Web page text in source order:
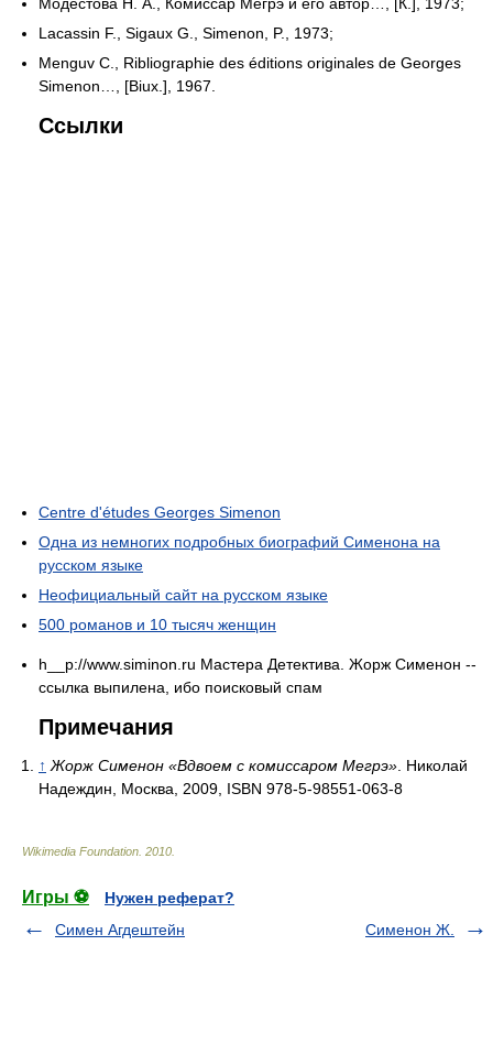
Lacassin F., Sigaux G., Simenon, P., 1973;
Menguv C., Ribliographie des éditions originales de Georges
Simenon…, [Biux.], 1967.
Ссылки
Centre d'études Georges Simenon
Одна из немногих подробных биографий Сименона на
русском языке
Неофициальный сайт на русском языке
500 романов и 10 тысяч женщин
h__p://www.siminon.ru Мастера Детектива. Жорж Сименон --
ссылка выпилена, ибо поисковый спам
Примечания
↑ Жорж Сименон «Вдвоем с комиссаром Мегрэ» . Николай
Надеждин, Москва, 2009, ISBN 978-5-98551-063-8
Wikimedia Foundation 2010
Игры ⚽
Нужен реферат?
Симен Агдештейн
Сименон Ж.